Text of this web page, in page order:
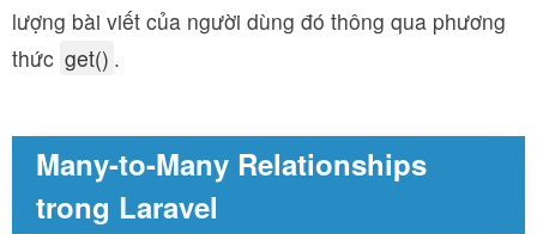
lượng bài viết của người dùng đó thông qua phương
thức get() .
Many-to-Many Relationships
trong Laravel